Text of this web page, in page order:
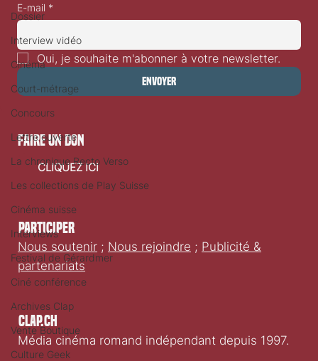
Dossier
Interview vidéo
Cinéma
Court-métrage
Concours
Lettre ouverte
La chronique Recto Verso
Les collections de Play Suisse
Cinéma suisse
Interviews
Festival de Gérardmer
Ciné conférence
Archives Clap
Vente Boutique
Culture Geek
E-mail *
Oui, je souhaite m'abonner à votre newsletter.
Envoyer
Clap.ch
Média cinéma romand indépendant depuis 1997.
Participer
Nous soutenir ; Nous rejoindre ; Publicité &
partenariats
faire un don
CLIQUEZ ICI